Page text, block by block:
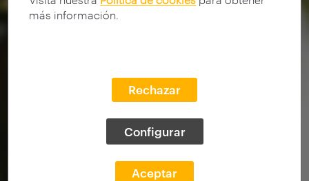
más información.
Rechazar
Configurar
Aceptar